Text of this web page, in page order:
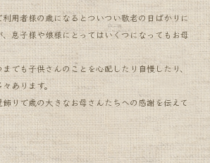
用者様の歳になるとついつい敬老の日ばかりに
息子様や娘様にとってはいくつになってもお母
でも子供さんのことを心配したり自慢したり、
あります。
りで歳の大きなお母さんたちへの感謝を伝えて